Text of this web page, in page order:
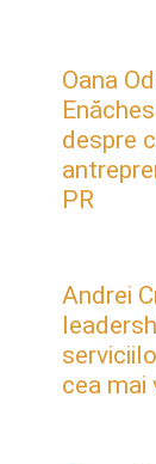
Oana
despre
PR
Andrei
cea mai